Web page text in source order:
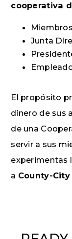
cooperativa
Miembros
Junta
El propósito
dinero de sus
de una
servir a sus
experimentas
a County-